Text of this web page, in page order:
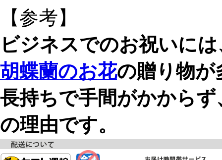
【参考】
ビジネスでのお祝いに
胡蝶蘭のお花の贈り物が
長持ちで手間がかから
の理由です。